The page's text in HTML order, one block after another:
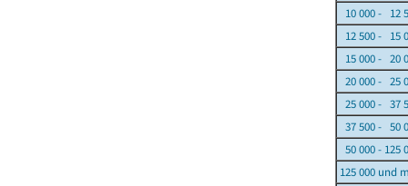
10 000 - 12
12 500 - 15
15 000 - 20
20 000 - 25
25 000 - 37
37 500 - 50
50 000 - 125
125 000 und